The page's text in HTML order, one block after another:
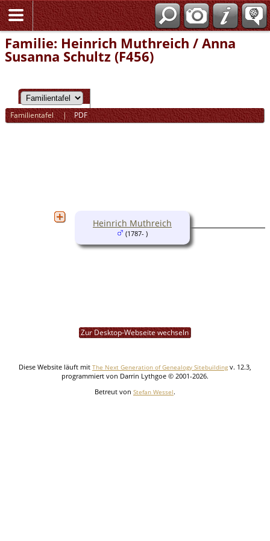
Familie: Heinrich Muthreich / Anna
Susanna Schultz (F456)
Familientafel|PDF
Heinrich Muthreich
(1787- )
Zur Desktop-Webseite wechseln
Diese Website läuft mit The Next Generation of Genealogy Sitebuilding v. 12.3,
programmiert von Darrin Lythgoe © 2001-2026.
Betreut von Stefan Wessel.